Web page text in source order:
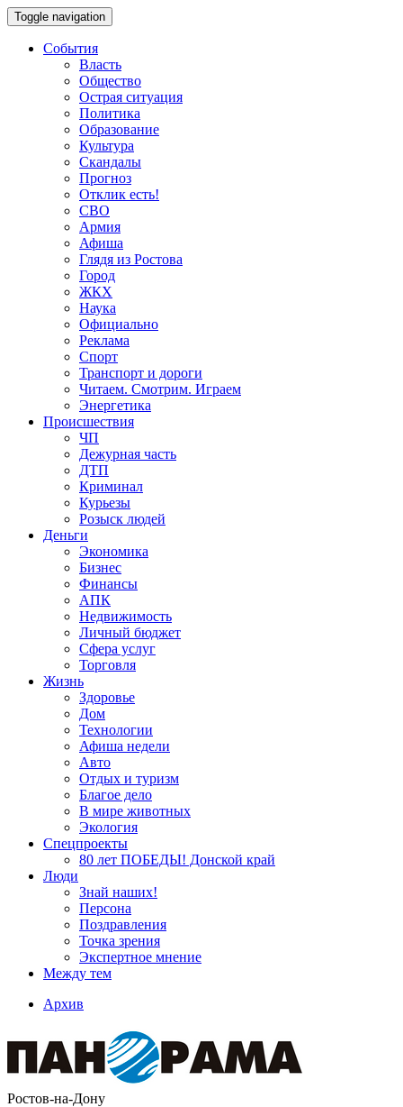
Toggle navigation
События
Власть
Общество
Острая ситуация
Политика
Образование
Культура
Скандалы
Прогноз
Отклик есть!
СВО
Армия
Афиша
Глядя из Ростова
Город
ЖКХ
Наука
Официально
Реклама
Спорт
Транспорт и дороги
Читаем. Смотрим. Играем
Энергетика
Происшествия
ЧП
Дежурная часть
ДТП
Криминал
Курьезы
Розыск людей
Деньги
Экономика
Бизнес
Финансы
АПК
Недвижимость
Личный бюджет
Сфера услуг
Торговля
Жизнь
Здоровье
Дом
Технологии
Афиша недели
Авто
Отдых и туризм
Благое дело
В мире животных
Экология
Спецпроекты
80 лет ПОБЕДЫ! Донской край
Люди
Знай наших!
Персона
Поздравления
Точка зрения
Экспертное мнение
Между тем
Архив
Ростов-на-Дону